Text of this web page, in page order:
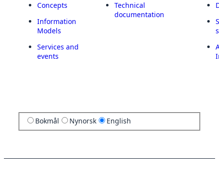
Concepts
Information
Models
Services and
events
Technical
documentation
Bokmål Nynorsk English